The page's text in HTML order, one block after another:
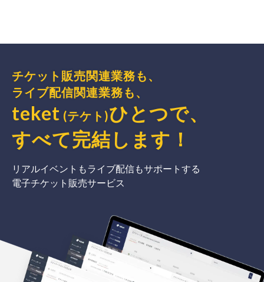
チケット販売関連業務も、
ライブ配信関連業務も、
teket (テケト)ひとつで、
すべて完結 します ！
リアルイベントもライブ配信もサポートする
電子チケット販売サービス